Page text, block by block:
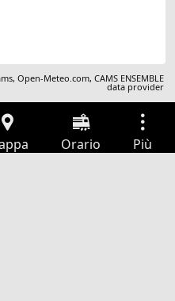
,Open-Meteo.com,CAMS ENSEMBLE
data provider
Orario Più